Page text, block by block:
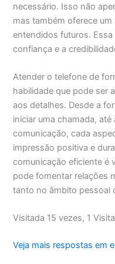
necessário. Isso não
mas também oferece
entendidos futuros.
confiança e a
Atender o telefone de
habilidade que pode ser
aos detalhes. Desde a
iniciar uma chamada, até
comunicação, cada
impressão positiva e
comunicação eficiente é
pode fomentar relações
tanto no âmbito pessoal
Visitada 15 vezes, 1
Veja mais respostas em